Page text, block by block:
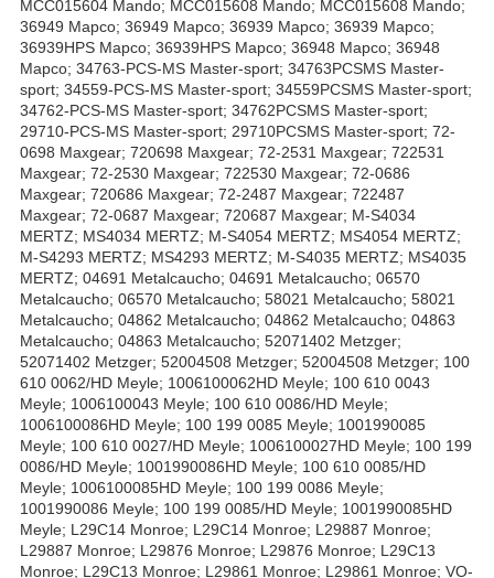
MCC015604 Mando; MCC015608 Mando; MCC015608 Mando;
36949 Mapco; 36949 Mapco; 36939 Mapco; 36939 Mapco;
36939HPS Mapco; 36939HPS Mapco; 36948 Mapco; 36948
Mapco; 34763-PCS-MS Master-sport; 34763PCSMS Master-
sport; 34559-PCS-MS Master-sport; 34559PCSMS Master-sport;
34762-PCS-MS Master-sport; 34762PCSMS Master-sport;
29710-PCS-MS Master-sport; 29710PCSMS Master-sport; 72-
0698 Maxgear; 720698 Maxgear; 72-2531 Maxgear; 722531
Maxgear; 72-2530 Maxgear; 722530 Maxgear; 72-0686
Maxgear; 720686 Maxgear; 72-2487 Maxgear; 722487
Maxgear; 72-0687 Maxgear; 720687 Maxgear; M-S4034
MERTZ; MS4034 MERTZ; M-S4054 MERTZ; MS4054 MERTZ;
M-S4293 MERTZ; MS4293 MERTZ; M-S4035 MERTZ; MS4035
MERTZ; 04691 Metalcaucho; 04691 Metalcaucho; 06570
Metalcaucho; 06570 Metalcaucho; 58021 Metalcaucho; 58021
Metalcaucho; 04862 Metalcaucho; 04862 Metalcaucho; 04863
Metalcaucho; 04863 Metalcaucho; 52071402 Metzger;
52071402 Metzger; 52004508 Metzger; 52004508 Metzger; 100
610 0062/HD Meyle; 1006100062HD Meyle; 100 610 0043
Meyle; 1006100043 Meyle; 100 610 0086/HD Meyle;
1006100086HD Meyle; 100 199 0085 Meyle; 1001990085
Meyle; 100 610 0027/HD Meyle; 1006100027HD Meyle; 100 199
0086/HD Meyle; 1001990086HD Meyle; 100 610 0085/HD
Meyle; 1006100085HD Meyle; 100 199 0086 Meyle;
1001990086 Meyle; 100 199 0085/HD Meyle; 1001990085HD
Meyle; L29C14 Monroe; L29C14 Monroe; L29887 Monroe;
L29887 Monroe; L29876 Monroe; L29876 Monroe; L29C13
Monroe; L29C13 Monroe; L29861 Monroe; L29861 Monroe; VO-